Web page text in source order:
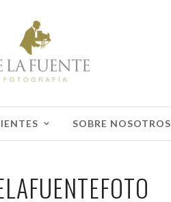
SOBRE NOSOTROS